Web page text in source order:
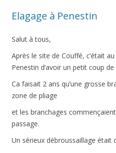
Elagage à Penestin
Salut à tous,
Après le site de Couffé, c’était
Penestin d’avoir un petit coup
Ca faisait 2 ans qu’une grosse
zone de pliage
et les branchages
passage.
Un sérieux débroussaillage était